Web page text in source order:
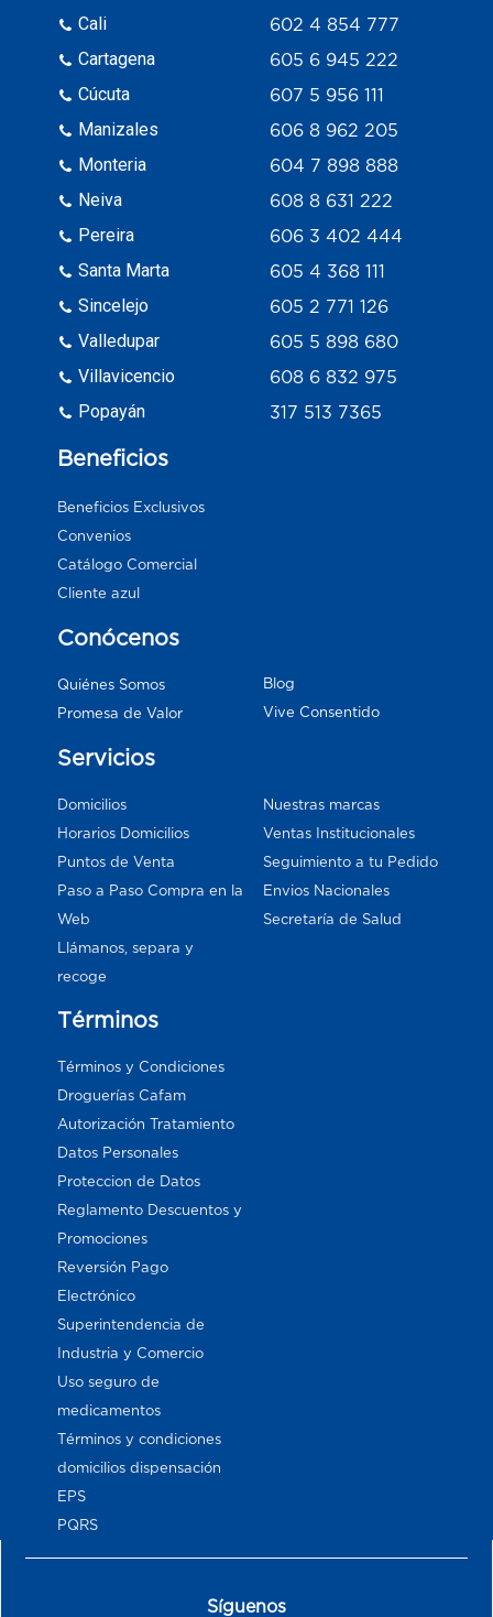
Cali
Cartagena
Cúcuta
Manizales
Monteria
Neiva
Pereira
Santa Marta
Sincelejo
Valledupar
Villavicencio
Popayán
602 4 854 777
605 6 945 222
607 5 956 111
606 8 962 205
604 7 898 888
608 8 631 222
606 3 402 444
605 4 368 111
605 2 771 126
605 5 898 680
608 6 832 975
317 513 7365
Beneficios
Beneficios Exclusivos
Convenios
Catálogo Comercial
Cliente azul
Conócenos
Quiénes Somos
Promesa de Valor
Blog
Vive Consentido
Servicios
Domicilios
Horarios Domicilios
Puntos de Venta
Paso a Paso Compra en la
Web
Llámanos, separa y
recoge
Nuestras marcas
Ventas Institucionales
Seguimiento a tu Pedido
Envios Nacionales
Secretaría de Salud
Términos
Términos y Condiciones
Droguerías Cafam
Autorización Tratamiento
Datos Personales
Proteccion de Datos
Reglamento Descuentos y
Promociones
Reversión Pago
Electrónico
Superintendencia de
Industria y Comercio
Uso seguro de
medicamentos
Términos y condiciones
domicilios dispensación
EPS
PQRS
Síguenos